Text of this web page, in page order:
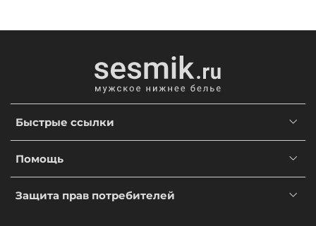
Быстрые ссылки
Помощь
Защита прав потребителей